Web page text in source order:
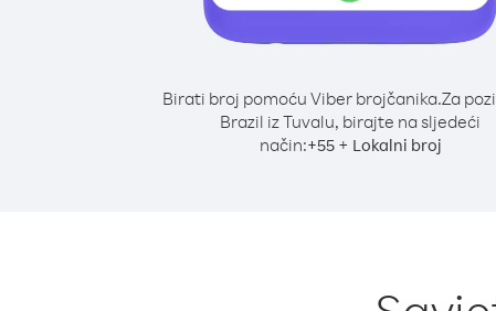
Birati broj pomoću Viber brojčanika.Za
Brazil iz Tuvalu, birajte na sljedeći
način:+55+ Lokalni broj